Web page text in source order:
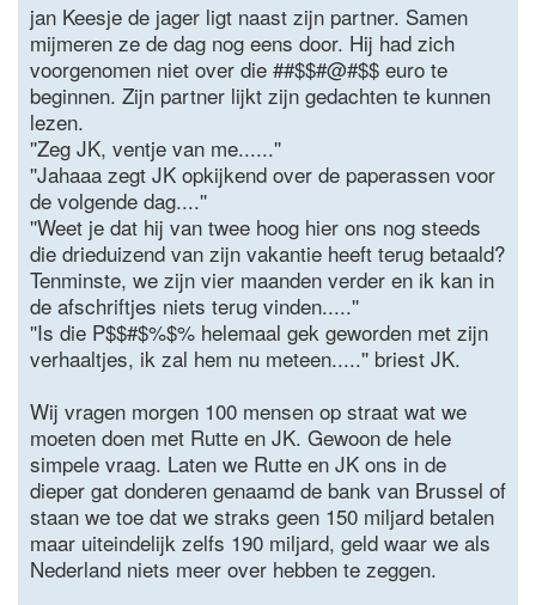
jan Keesje de jager ligt naast zijn partner. Samen
mijmeren ze de dag nog eens door. Hij had zich
voorgenomen niet over die ##$$#@#$$ euro te
beginnen. Zijn partner lijkt zijn gedachten te kunnen
lezen.
''Zeg JK, ventje van me......''
''Jahaaa zegt JK opkijkend over de paperassen voor
de volgende dag....''
''Weet je dat hij van twee hoog hier ons nog steeds
die drieduizend van zijn vakantie heeft terug betaald?
Tenminste, we zijn vier maanden verder en ik kan in
de afschriftjes niets terug vinden.....''
''Is die P$$#$%$% helemaal gek geworden met zijn
verhaaltjes, ik zal hem nu meteen.....'' briest JK.
Wij vragen morgen 100 mensen op straat wat we
moeten doen met Rutte en JK. Gewoon de hele
simpele vraag. Laten we Rutte en JK ons in de
dieper gat donderen genaamd de bank van Brussel of
staan we toe dat we straks geen 150 miljard betalen
maar uiteindelijk zelfs 190 miljard, geld waar we als
Nederland niets meer over hebben te zeggen.